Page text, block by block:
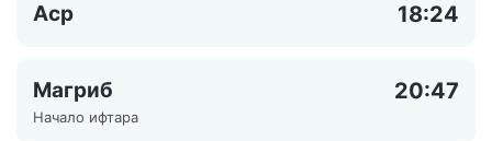
Аср 18:24
Магриб 20:47
Начало ифтара